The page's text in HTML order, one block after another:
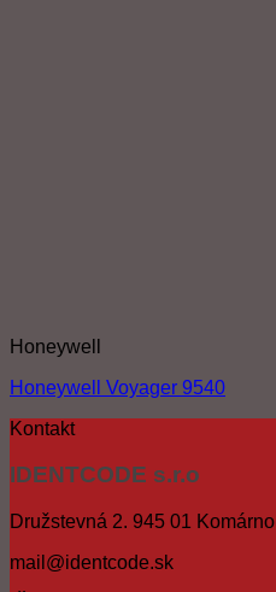
Honeywell
Honeywell Voyager 9540
Kontakt
IDENTCODE s.r.o
Družstevná 2. 945 01 Komárno
mail@identcode.sk